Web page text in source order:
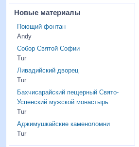
Новые материалы
Поющий фонтан
Andy
Собор Святой Софии
Tur
Ливадийский дворец
Tur
Бахчисарайский пещерный Свято-
Успенский мужской монастырь
Tur
Аджимушкайские каменоломни
Tur